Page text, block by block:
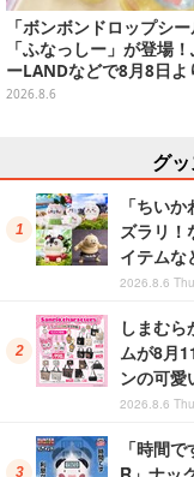
「ボンボンドロップシ
「ふなっしー」が登場
ーLANDなどで8月8日よ
売
2026.8.6
グ
「ちい
ズラリ！
イテムな
2026.8.6
しまむら
ムが8月
ンの可愛
2026.8.6
「時間